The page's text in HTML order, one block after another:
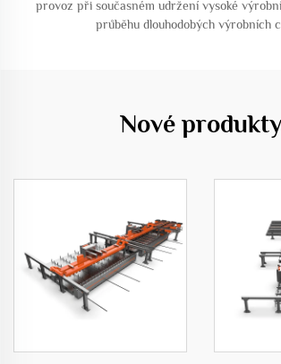
provoz při současném udržení vysoké
průběhu dlouhodobých výrobních
Nové produkty